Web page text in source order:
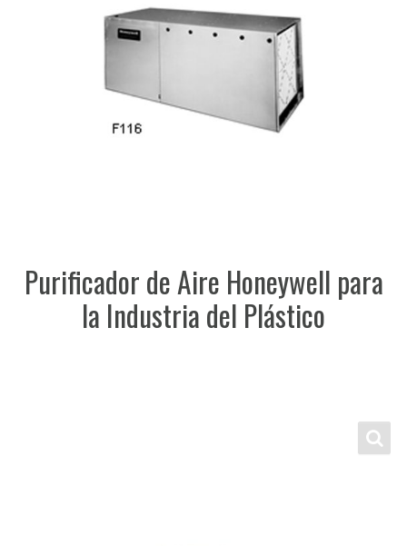
Purificador de Aire Honeywell para
la Industria del Plástico